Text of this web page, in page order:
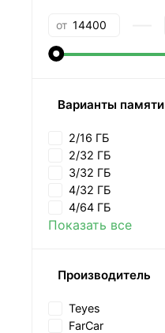
от
Варианты памяти
2/16 ГБ
2/32 ГБ
3/32 ГБ
4/32 ГБ
4/64 ГБ
Показать все
Производитель
Teyes
FarCar